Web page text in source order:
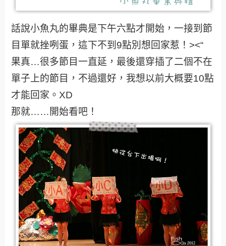
話說小魚丸的畢典是下午六點才開始，一接到節
目單就挫咧蛋，這下不到9點別想回家惹！><“
果真…很多節目一直延，最後還穿插了二個不在
單子上的節目，不過還好，我想以前大概要10點
才能回家。XD
那就……開始看吧！